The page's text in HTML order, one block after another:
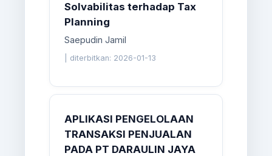
Solvabilitas terhadap Tax
Planning
Saepudin Jamil
diterbitkan: 2026-01-13
APLIKASI PENGELOLAAN
TRANSAKSI PENJUALAN
PADA PT DARAULIN JAYA